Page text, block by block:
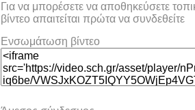
Για να μπορέσετε να αποθηκεύσετε
βίντεο απαιτείται πρώτα να συνδεθείτε
Ενσωμάτωση βίντεο